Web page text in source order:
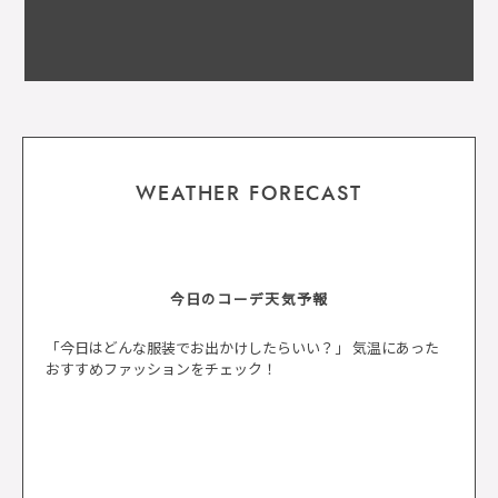
WEATHER FORECAST
今日のコーデ天気予報
「今日はどんな服装でお出かけしたらいい？」 気温にあった
おすすめファッションをチェック！